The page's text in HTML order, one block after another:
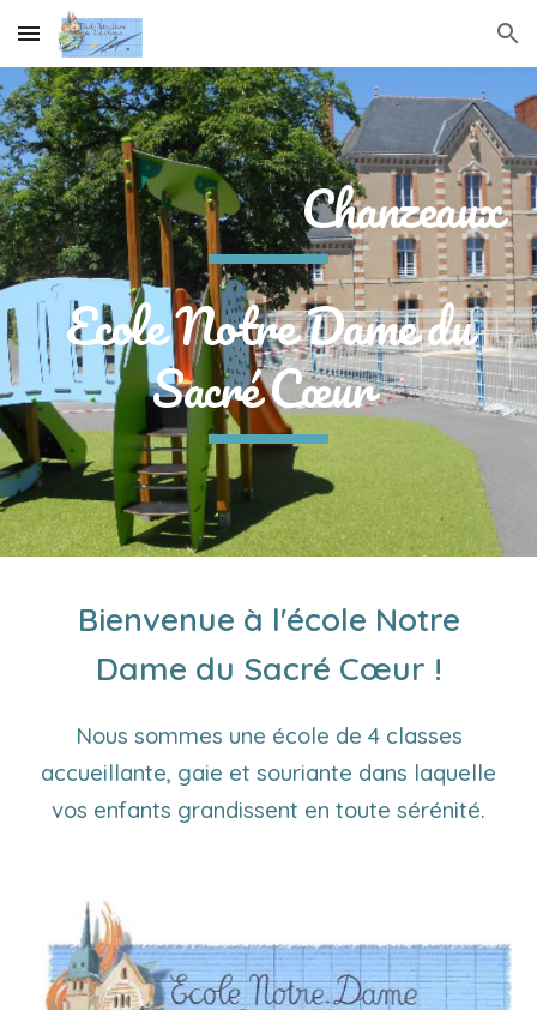
Skip to main content Skip to navigation
Chanzeaux
Ecole Notre Dame du
Sacré Cœur
Bienvenue à l'école Notre
Dame du Sacré Cœur !
Nous sommes une école de 4 classes
accueillante, gaie et souriante dans laquelle
vos enfants grandissent en toute sérénité.